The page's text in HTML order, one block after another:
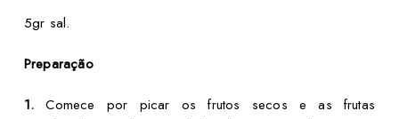
5gr sal.
Preparação
1. Comece por picar os frutos secos e as frutas